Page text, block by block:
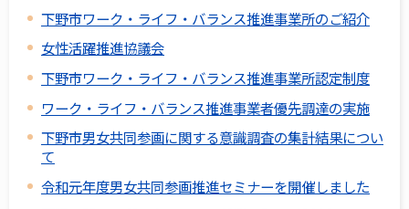
下野市ワーク・ライフ・バランス推進事業所のご紹介
女性活躍推進協議会
下野市ワーク・ライフ・バランス推進事業所認定制度
ワーク・ライフ・バランス推進事業者優先調達の実施
下野市男女共同参画に関する意識調査の集計結果につい
て
令和元年度男女共同参画推進セミナーを開催しました